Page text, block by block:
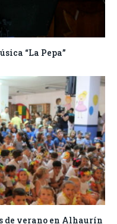
“La Pepa”
de verano en Alhaurín